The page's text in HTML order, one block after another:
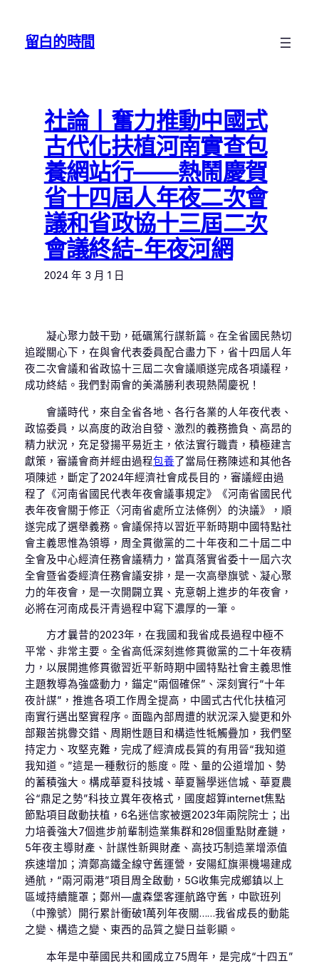
留白的時間
社論丨奮力推動中國式
古代化扶植河南實查包
養網站行——熱鬧慶賀
省十四屆人年夜二次會
議和省政協十三屆二次
會議終結-年夜河網
2024 年 3 月 1 日
凝心聚力鼓干勁，砥礪篤行謀新篇。在全省國民熱切
追蹤關心下，在與會代表委員配合盡力下，省十四屆人年
夜二次會議和省政協十三屆二次會議順遂完成各項議程，
成功終結。我們對兩會的美滿勝利表現熱鬧慶祝！
會議時代，來自全省各地、各行各業的人年夜代表、
政協委員，以高度的政治自發、激烈的義務擔負、高昂的
精力狀況，充足發揚平易近主，依法實行職責，積極建言
獻策，審議會商并經由過程包養了當局任務陳述和其他各
項陳述，斷定了2024年經濟社會成長目的，審議經由過
程了《河南省國民代表年夜會議事規定》《河南省國民代
表年夜會關于修正〈河南省處所立法條例〉的決議》，順
遂完成了選舉義務。會議保持以習近平新時期中國特點社
會主義思惟為領導，周全貫徹黨的二十年夜和二十屆二中
全會及中心經濟任務會議精力，當真落實省委十一屆六次
全會暨省委經濟任務會議安排，是一次高舉旗號、凝心聚
力的年夜會，是一次開闢立異、克意朝上進步的年夜會，
必將在河南成長汗青過程中寫下濃厚的一筆。
方才曩昔的2023年，在我國和我省成長過程中極不
平常、非常主要。全省高低深刻進修貫徹黨的二十年夜精
力，以展開進修貫徹習近平新時期中國特點社會主義思惟
主題教導為強盛動力，錨定“兩個確保”、深刻實行“十年
夜計謀”，推進各項工作周全提高，中國式古代化扶植河
南實行邁出堅實程序。面臨內部周遭的狀況深入變更和外
部艱苦挑釁交錯、周期性題目和構造性牴觸疊加，我們堅
持定力、攻堅克難，完成了經濟成長質的有用晉“我知道
我知道。”這是一種敷衍的態度。陞、量的公道增加、勢
的蓄積強大。構成華夏科技城、華夏醫學迷信城、華夏農
谷“鼎足之勢”科技立異年夜格式，國度超算internet焦點
節點項目啟動扶植，6名迷信家被選2023年兩院院士；出
力培養強大7個進步前輩制造業集群和28個重點財產鏈，
5年夜主導財產、計謀性新興財產、高技巧制造業增添值
疾速增加；濟鄭高鐵全線守舊運營，安陽紅旗渠機場建成
通航，“兩河兩港”項目周全啟動，5G收集完成鄉鎮以上
區域持續籠罩；鄭州—盧森堡客運航路守舊，中歐班列
（中豫號）開行累計衝破1萬列年夜關……我省成長的動能
之變、構造之變、東西的品質之變日益彰顯。
本年是中華國民共和國成立75周年，是完成“十四五”